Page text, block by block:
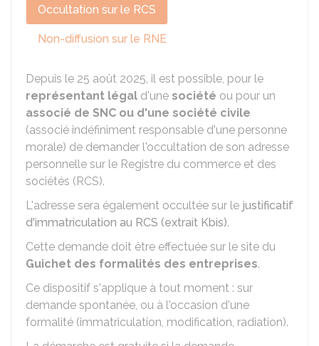
Occultation sur le RCS
Non-diffusion sur le RNE
Depuis le 25 août 2025, il est possible, pour le
représentant légal d'une société ou pour un
associé de SNC ou d'une société civile
(associé indéfiniment responsable d'une personne
morale) de demander l'occultation de son adresse
personnelle sur le Registre du commerce et des
sociétés (RCS).
L'adresse sera également occultée sur le justificatif
d'immatriculation au RCS (extrait Kbis).
Cette demande doit être effectuée sur le site du
Guichet des formalités des entreprises.
Ce dispositif s'applique à tout moment : sur
demande spontanée, ou à l'occasion d'une
formalité (immatriculation, modification, radiation).